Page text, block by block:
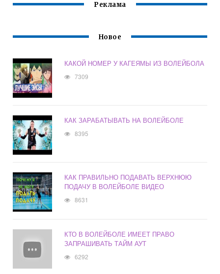
Реклама
Новое
КАКОЙ НОМЕР У КАГЕЯМЫ ИЗ ВОЛЕЙБОЛА
7309
КАК ЗАРАБАТЫВАТЬ НА ВОЛЕЙБОЛЕ
8395
КАК ПРАВИЛЬНО ПОДАВАТЬ ВЕРХНЮЮ
ПОДАЧУ В ВОЛЕЙБОЛЕ ВИДЕО
8631
КТО В ВОЛЕЙБОЛЕ ИМЕЕТ ПРАВО
ЗАПРАШИВАТЬ ТАЙМ АУТ
6292